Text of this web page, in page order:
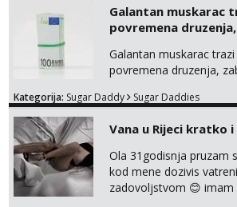
Galantan muskarac
povremena
Galantan muskarac
povremena druzenja,
Kategorija: Sugar Daddy Sugar Daddies
Vana u Rijeci kratko
Ola 31godisnja pruzam
kod mene dozivis
zadovoljstvom 😊